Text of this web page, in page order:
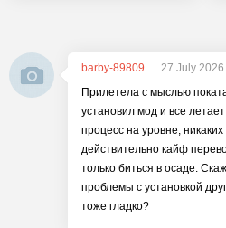
barby-89809
27 July 2026
Прилетела с мыслью
установил мод и все
процесс на уровне,
действительно кайф
только биться в осаде.
проблемы с установкой
тоже гладко?